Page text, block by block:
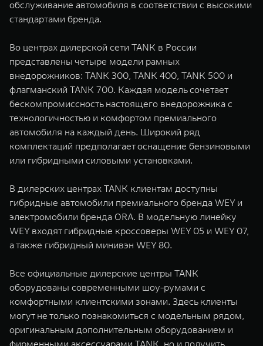
WEY 80
Масштаб возможностей
от 6 449 000 ₽ от 8 099
обслуживание автомобиля в соответствии с высокими
стандартами бренда.
Во центрах дилерской сети TANK в России
представлены четыре модели рамных
внедорожников: TANK 300, TANK 400, TANK 500 и
флагманский TANK 700. Каждая модель сочетает
бескомпромиссность настоящего внедорожника с
технологичностью и комфортом премиального
автомобиля на каждый день. Широкий ряд
комплектаций предполагает оснащение бензиновыми
или гибридными силовыми установками.
В дилерских центрах TANK клиентам доступны
гибридные автомобили премиального бренда WEY и
электромобили бренда ORA. В модельную линейку
WEY входят гибридные кроссоверы WEY 05 и WEY 07,
а также гибридный минивэн WEY 80.
Все официальные дилерские центры TANK
оборудованы современными шоу-румами с
комфортными клиентскими зонами. Здесь клиенты
могут не только познакомиться с модельным рядом,
оригинальным дополнительным оборудованием и
фирменными аксессуарами TANK, но и получить